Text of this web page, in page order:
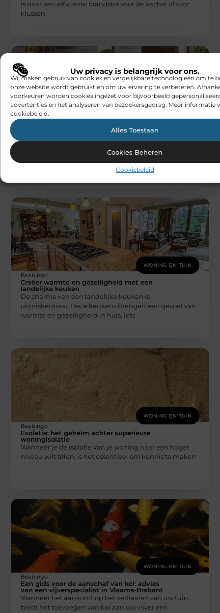
Uw privacy is belangrijk voor ons.
Wij maken gebruik van cookies en vergelijkbare technologieën om te
onze website wordt gebruikt en om uw ervaring te verbeteren.
voorkeuren worden cookies ingezet voor bijvoorbeeld
advertenties en het analyseren van bezoekersgedrag. Meer informatie
cookiebeleid.
Alles Toestaan
Cookies Beheren
Cookiebeleid
is naar een efficiënte brandstof voor de kachel of voor
klussen
Hoe ontkoppelingsmatten scheurvorming
probleem dat niet alleen de esthetiek van een vloer
aantast, maar ook de functionaliteit
WONING EN TUIN
Beabingo
Creëer warmte en gezelligheid met een
landelijke keuken
De charme van een landelijke keuken is
onmiskenbaar. Deze keukens brengen een gevoel van
warmte en gezelligheid in huis, iets
WONING EN TUIN
Beabingo
Esolatie: het geheim achter superieure
woningisolatie
Wanneer je de isolatie van je woning naar een hoger
niveau wilt tillen, is het essentieel om kennis te maken
WONING EN TUIN
Beabingo
Een gids voor de aanschaf van koi: advies
van een vijverspecialist in Vlaams-Brabant
Wanneer het aankomt op het verfraaien van uw tuin,
biedt het toevoegen van koi aan uw vijver een